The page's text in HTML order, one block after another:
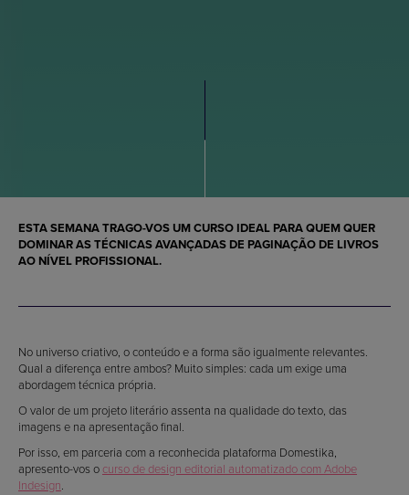
ESTA SEMANA TRAGO-VOS UM CURSO IDEAL PARA QUEM QUER
DOMINAR AS TÉCNICAS AVANÇADAS DE PAGINAÇÃO DE LIVROS
AO NÍVEL PROFISSIONAL.
No universo criativo, o conteúdo e a forma são igualmente relevantes.
Qual a diferença entre ambos? Muito simples: cada um exige uma
abordagem técnica própria.
O valor de um projeto literário assenta na qualidade do texto, das
imagens e na apresentação final.
Por isso, em parceria com a reconhecida plataforma Domestika,
apresento-vos o curso de design editorial automatizado com Adobe
Indesign.